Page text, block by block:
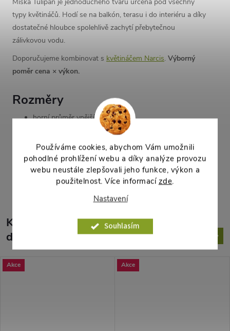
Používáme cookies, abychom Vám umožnili
pohodlné prohlížení webu a díky analýze provozu
webu neustále zlepšovali jeho funkce, výkon a
použitelnost. Více informací zde.
Nastavení
Souhlasím
typy květináčů. Hodí se na balkón, terasu i do interiéru a díky
dostatečné hloubce spolehlivě zachytí přebytečnou
zálivkovou vodu.
Doporučujeme kombinovat s květináčem Narcis. Výborný
poměr cena × výkon.
Rozměry
horní průměr vnější: 30 cm
25,2 cm
výška:5,2 cm
Parametry produktu
K tomuto produktu
doporučujeme ještě dokoupit
Akce Akce